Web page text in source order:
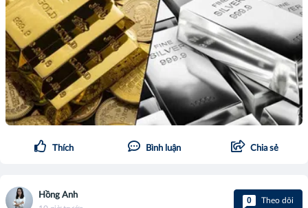
Thích Bình luận Chia sẻ
Hồng Anh
0 Theo dõi